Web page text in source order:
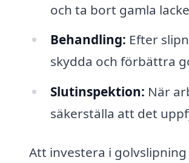
och ta bort gamla
Behandling: Efter
skydda och förbättra
Slutinspektion: När
säkerställa att det
Att investera i